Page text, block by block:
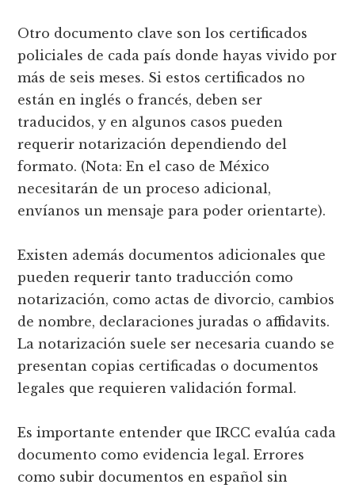
Otro documento clave son los certificados
policiales de cada país donde hayas vivido por
más de seis meses. Si estos certificados no
están en inglés o francés, deben ser
traducidos, y en algunos casos pueden
requerir notarización dependiendo del
formato. (Nota: En el caso de México
necesitarán de un proceso adicional,
envíanos un mensaje para poder orientarte).
Existen además documentos adicionales que
pueden requerir tanto traducción como
notarización, como actas de divorcio, cambios
de nombre, declaraciones juradas o affidavits.
La notarización suele ser necesaria cuando se
presentan copias certificadas o documentos
legales que requieren validación formal.
Es importante entender que IRCC evalúa cada
documento como evidencia legal. Errores
como subir documentos en español sin